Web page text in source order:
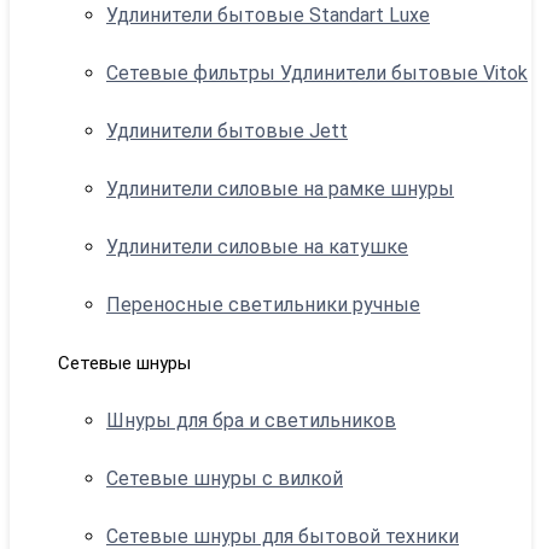
Удлинители бытовые Standart Luxe
Сетевые фильтры Удлинители бытовые Vitok
Удлинители бытовые Jett
Удлинители силовые на рамке шнуры
Удлинители силовые на катушке
Переносные светильники ручные
Сетевые шнуры
Шнуры для бра и светильников
Сетевые шнуры с вилкой
Сетевые шнуры для бытовой техники